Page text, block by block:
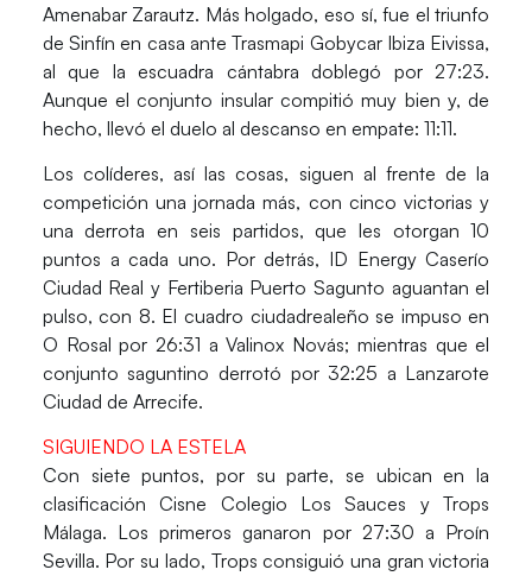
Amenabar Zarautz. Más holgado, eso sí, fue el triunfo
deSinfínen casa anteTrasmapi Gobycar Ibiza Eivissa,
al que la escuadra cántabra doblegó por 27:23.
Aunque el conjunto insular compitió muy bien y, de
hecho, llevó el duelo al descanso en empate: 11:11.
Los colíderes, así las cosas, siguen al frente de la
competición una jornada más, con cinco victorias y
una derrota en seis partidos, que les otorgan10
puntos a cada uno. Por detrás, ID Energy Caserío
Ciudad Realy Fertiberia Puerto Sagunto aguantan el
pulso, con 8. El cuadro ciudadrealeño se impuso en
O Rosal por 26:31 a Valinox Novás; mientras que el
conjunto saguntino derrotó por 32:25 a Lanzarote
Ciudad de Arrecife.
SIGUIENDO LA ESTELA
Con siete puntos, por su parte, se ubican en la
clasificación Cisne Colegio Los Sauces yTrops
Málaga. Los primeros ganaron por 27:30 a Proín
Sevilla. Por su lado, Tropsconsiguió una gran victoria